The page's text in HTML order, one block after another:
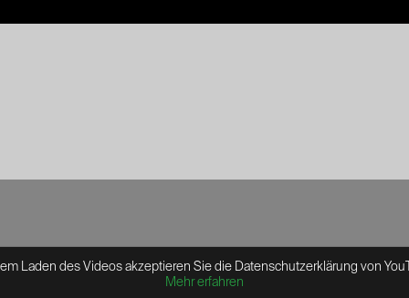
Laden des Videos akzeptieren Sie die Datenschutzerklärung von
Mehr erfahren